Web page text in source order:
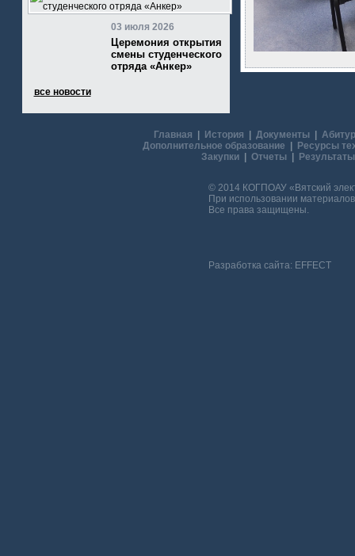
03 июля 2026
Церемония открытия
смены студенческого
отряда «Анкер»
все новости
Главная История Документы|
Дополнительное образование
Ресурсы
Закупки| Отчеты|
© 2014 КОГПОАУ «Вятский
При использовании
Все права защищены.
Разработка сайта: EFFECT